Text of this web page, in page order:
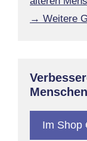
→ Weitere
Im Shop